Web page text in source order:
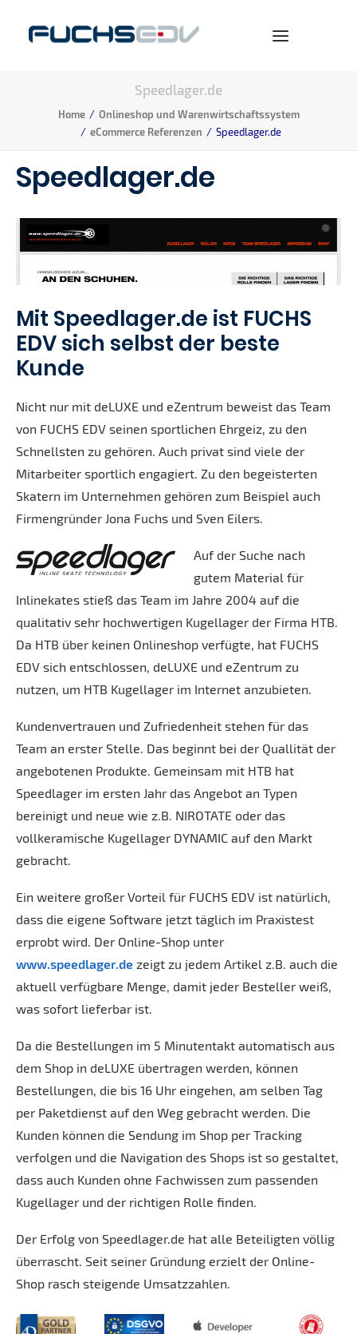
WARENWIRTSCHAFT
BERATUNG
UNTERNEHMEN
KARRIERE
SEARCH
Speedlager.de
Home
Onlineshop und Warenwirtschaftssystem
eCommerce Referenzen
Speedlager.de
Speedlager.de
Mit Speedlager.de ist FUCHS
EDV sich selbst der beste
Kunde
Nicht nur mit deLUXE und eZentrum beweist das Team
von FUCHS EDV seinen sportlichen Ehrgeiz, zu den
Schnellsten zu gehören. Auch privat sind viele der
Mitarbeiter sportlich engagiert. Zu den begeisterten
Skatern im Unternehmen gehören zum Beispiel auch
Firmengründer Jona Fuchs und Sven Eilers.
Auf der Suche nach
gutem Material für
Inlinekates stieß das Team im Jahre 2004 auf die
qualitativ sehr hochwertigen Kugellager der Firma HTB.
Da HTB über keinen Onlineshop verfügte, hat FUCHS
EDV sich entschlossen, deLUXE und eZentrum zu
nutzen, um HTB Kugellager im Internet anzubieten.
Kundenvertrauen und Zufriedenheit stehen für das
Team an erster Stelle. Das beginnt bei der Quallität der
angebotenen Produkte. Gemeinsam mit HTB hat
Speedlager im ersten Jahr das Angebot an Typen
bereinigt und neue wie z.B. NIROTATE oder das
vollkeramische Kugellager DYNAMIC auf den Markt
gebracht.
Ein weitere großer Vorteil für FUCHS EDV ist natürlich,
dass die eigene Software jetzt täglich im Praxistest
erprobt wird. Der Online-Shop unter
www.speedlager.de zeigt zu jedem Artikel z.B. auch die
aktuell verfügbare Menge, damit jeder Besteller weiß,
was sofort lieferbar ist.
Da die Bestellungen im 5 Minutentakt automatisch aus
dem Shop in deLUXE übertragen werden, können
Bestellungen, die bis 16 Uhr eingehen, am selben Tag
per Paketdienst auf den Weg gebracht werden. Die
Kunden können die Sendung im Shop per Tracking
verfolgen und die Navigation des Shops ist so gestaltet,
dass auch Kunden ohne Fachwissen zum passenden
Kugellager und der richtigen Rolle finden.
Der Erfolg von Speedlager.de hat alle Beteiligten völlig
überrascht. Seit seiner Gründung erzielt der Online-
Shop rasch steigende Umsatzzahlen.